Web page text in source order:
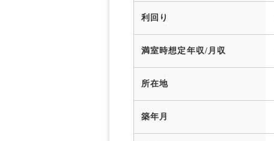
利回り
満室時想定年収/月収
所在地
築年月